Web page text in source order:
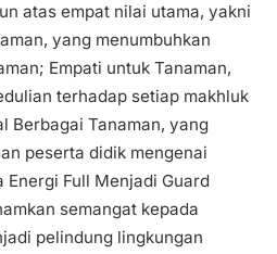
atas empat nilai utama, yakni
yang menumbuhkan
Empati untuk Tanaman,
terhadap setiap makhluk
Berbagai Tanaman, yang
peserta didik mengenai
Full Menjadi Guard
semangat kepada
pelindung lingkungan